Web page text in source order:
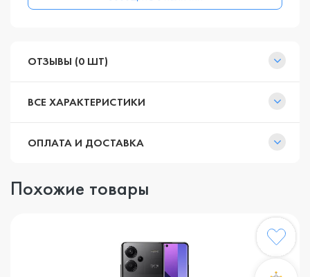
ОТЗЫВЫ (0 ШТ)
ВСЕ ХАРАКТЕРИСТИКИ
ОПЛАТА И ДОСТАВКА
Похожие товары